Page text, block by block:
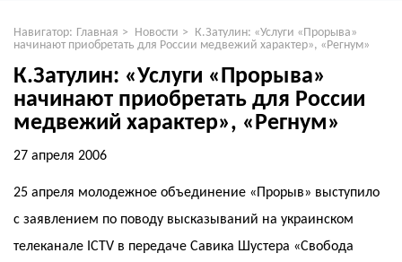
Навигатор: Главная > Новости > К.Затулин: «Услуги «Прорыва»
начинают приобретать для России медвежий характер», «Регнум»
К.Затулин: «Услуги «Прорыва»
начинают приобретать для России
медвежий характер», «Регнум»
27 апреля 2006
25 апреля молодежное объединение «Прорыв» выступило
с заявлением по поводу высказываний на украинском
телеканале ICTV в передаче Савика Шустера «Свобода